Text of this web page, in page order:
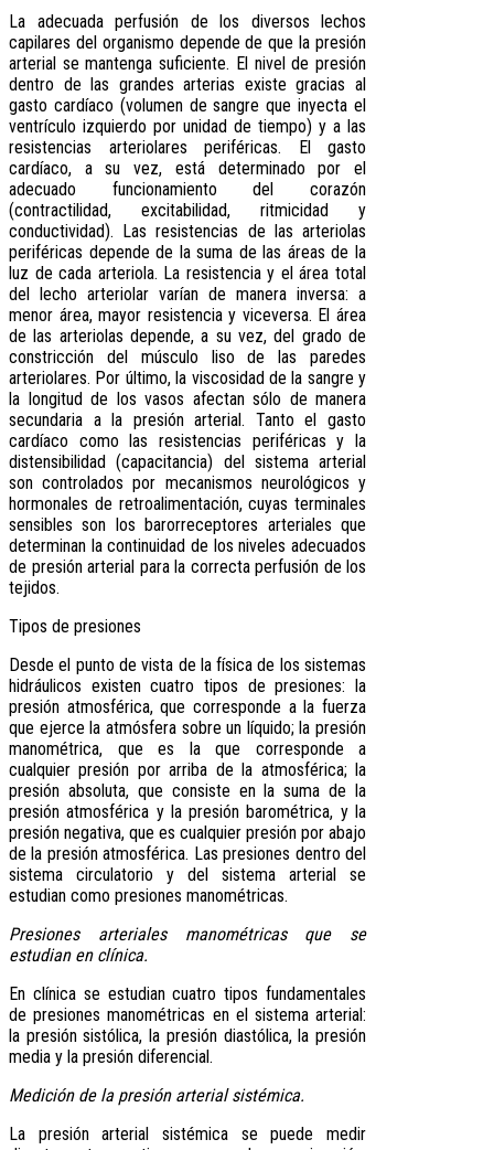
La adecuada perfusión de los diversos lechos
capilares del organismo depende de que la presión
arterial se mantenga suficiente. El nivel de presión
dentro de las grandes arterias existe gracias al
gasto cardíaco (volumen de sangre que inyecta el
ventrículo izquierdo por unidad de tiempo) y a las
resistencias arteriolares periféricas. El gasto
cardíaco, a su vez, está determinado por el
adecuado funcionamiento del corazón
(contractilidad, excitabilidad, ritmicidad y
conductividad). Las resistencias de las arteriolas
periféricas depende de la suma de las áreas de la
luz de cada arteriola. La resistencia y el área total
del lecho arteriolar varían de manera inversa: a
menor área, mayor resistencia y viceversa. El área
de las arteriolas depende, a su vez, del grado de
constricción del músculo liso de las paredes
arteriolares. Por último, la viscosidad de la sangre y
la longitud de los vasos afectan sólo de manera
secundaria a la presión arterial. Tanto el gasto
cardíaco como las resistencias periféricas y la
distensibilidad (capacitancia) del sistema arterial
son controlados por mecanismos neurológicos y
hormonales de retroalimentación, cuyas terminales
sensibles son los barorreceptores arteriales que
determinan la continuidad de los niveles adecuados
de presión arterial para la correcta perfusión de los
tejidos.
Tipos de presiones
Desde el punto de vista de la física de los sistemas
hidráulicos existen cuatro tipos de presiones: la
presión atmosférica, que corresponde a la fuerza
que ejerce la atmósfera sobre un líquido; la presión
manométrica, que es la que corresponde a
cualquier presión por arriba de la atmosférica; la
presión absoluta, que consiste en la suma de la
presión atmosférica y la presión barométrica, y la
presión negativa, que es cualquier presión por abajo
de la presión atmosférica. Las presiones dentro del
sistema circulatorio y del sistema arterial se
estudian como presiones manométricas.
Presiones arteriales manométricas que se
estudian en clínica.
En clínica se estudian cuatro tipos fundamentales
de presiones manométricas en el sistema arterial:
la presión sistólica, la presión diastólica, la presión
media y la presión diferencial.
Medición de la presión arterial sistémica.
La presión arterial sistémica se puede medir